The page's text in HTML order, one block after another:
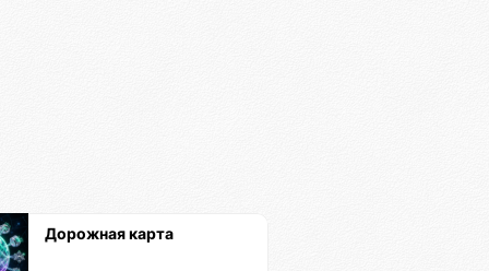
Дорожная карта